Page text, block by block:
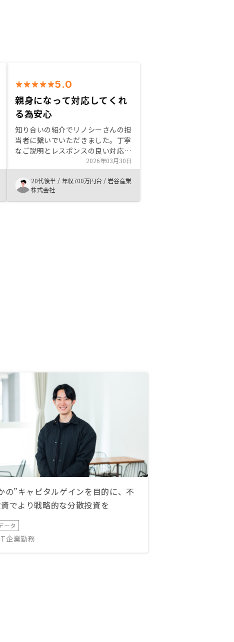
5.0
親身になって対応してくれ
る為安心
知り合いの紹介でリノシーさんの担
当者に繋いでいただきました。丁寧
なご説明とレスポンスの良い対応に
満足し、購入を決めました。 分か
らないことなども丁寧に教えていた
だき なるので、不安なく始めるこ
とができると思います。
2026年03月30日
20代後半 / 年収700万円台 / 岩谷産業
株式会社
の”キャピタルゲインを目的に、不
でより戦略的な分散投資を
ータ
企業勤務